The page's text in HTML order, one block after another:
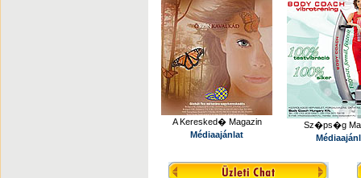
A Keresked� Magazin
Médiaajánlat
Sz�ps�g